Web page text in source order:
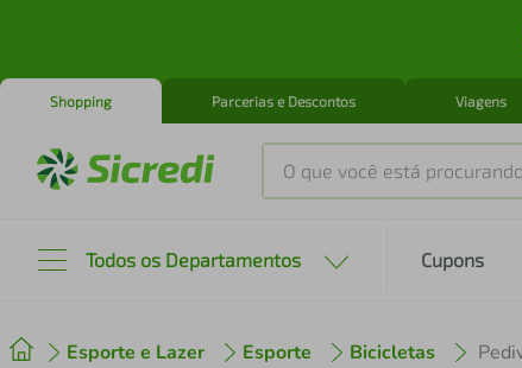
Shopping Parcerias e Descontos Viagens
O que você está procurando?
Todos os Departamentos Cupons
Esporte e Lazer Esporte Bicicletas
2 º cafeteira